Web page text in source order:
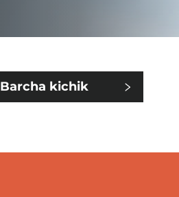
Barcha kichik